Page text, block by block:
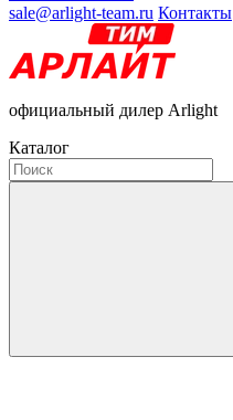
sale@arlight-team.ru Контакты
официальный дилер Arlight
Каталог